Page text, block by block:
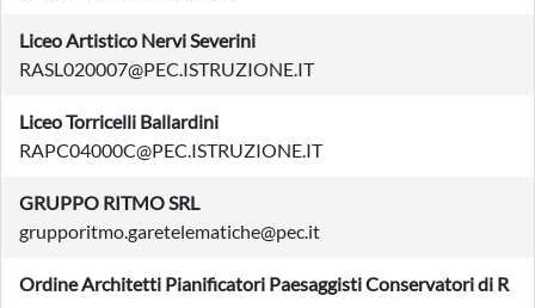
Liceo Artistico Nervi Severini
RASL020007@PEC.ISTRUZIONE.IT
Liceo Torricelli Ballardini
RAPC04000C@PEC.ISTRUZIONE.IT
GRUPPO RITMO SRL
grupporitmo.garetelematiche@pec.it
Ordine Architetti Pianificatori Paesaggisti Conservatori di R